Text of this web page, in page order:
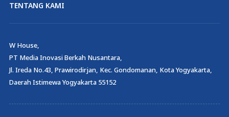
TENTANG KAMI
W House,
PT Media Inovasi Berkah Nusantara,
Jl. Ireda No.43, Prawirodirjan, Kec. Gondomanan, Kota Yogyakarta,
Daerah Istimewa Yogyakarta 55152